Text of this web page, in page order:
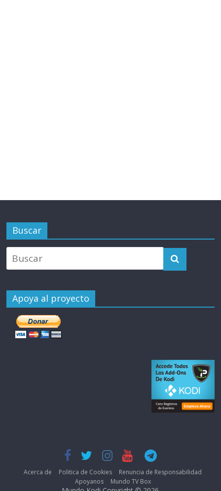
Buscar
Apoya al proyecto
Acerca de Politica de Cookies
Renuncia de Responsabilidad
Apoyanos
Mundo TV Box